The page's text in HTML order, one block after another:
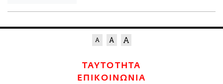
ΤΑΥΤΟΤΗΤΑ
ΕΠΙΚΟΙΝΩΝΙΑ